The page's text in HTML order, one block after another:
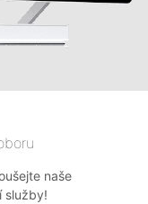
naše
služby!